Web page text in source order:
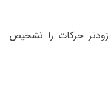
زودتر حرکات را تشخیص